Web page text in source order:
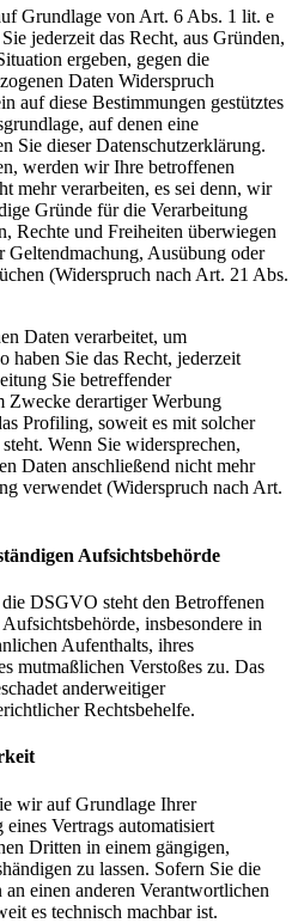
Grundlage von Art. 6 Abs. 1 lit. e
jederzeit das Recht, aus Gründen,
ergeben, gegen die
Daten Widerspruch
auf diese Bestimmungen gestütztes
auf denen eine
Sie dieser Datenschutzerklärung.
werden wir Ihre betroffenen
mehr verarbeiten, es sei denn, wir
Gründe für die Verarbeitung
Rechte und Freiheiten überwiegen
Geltendmachung, Ausübung oder
(Widerspruch nach Art. 21 Abs.
Daten verarbeitet, um
haben Sie das Recht, jederzeit
Sie betreffender
Zwecke derartiger Werbung
Profiling, soweit es mit solcher
Wenn Sie widersprechen,
Daten anschließend nicht mehr
verwendet (Widerspruch nach Art.
Aufsichtsbehörde
DSGVO steht den Betroffenen
insbesondere in
Aufenthalts, ihres
mutmaßlichen Verstoßes zu. Das
anderweitiger
Rechtsbehelfe.
wir auf Grundlage Ihrer
Vertrags automatisiert
Dritten in einem gängigen,
zu lassen. Sofern Sie die
einen anderen Verantwortlichen
es technisch machbar ist.